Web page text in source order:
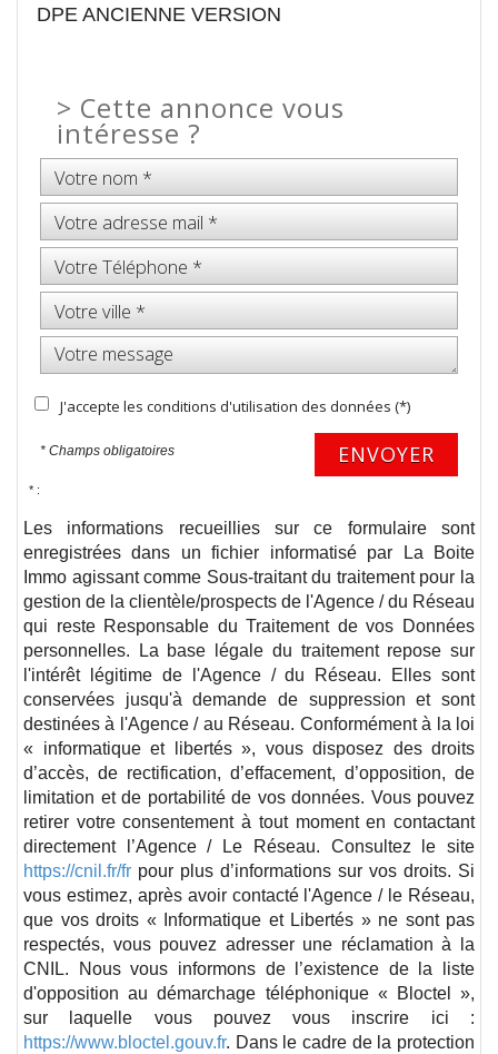
DPE ANCIENNE VERSION
> Cette annonce vous
intéresse ?
J'accepte les conditions d'utilisation des données (*)
* Champs obligatoires ENVOYER
* :
Les informations recueillies sur ce formulaire sont
enregistrées dans un fichier informatisé par La Boite
Immo agissant comme Sous-traitant du traitement pour la
gestion de la clientèle/prospects de l'Agence / du Réseau
qui reste Responsable du Traitement de vos Données
personnelles. La base légale du traitement repose sur
l'intérêt légitime de l'Agence / du Réseau. Elles sont
conservées jusqu'à demande de suppression et sont
destinées à l'Agence / au Réseau. Conformément à la loi
« informatique et libertés », vous disposez des droits
d’accès, de rectification, d’effacement, d’opposition, de
limitation et de portabilité de vos données. Vous pouvez
retirer votre consentement à tout moment en contactant
directement l’Agence / Le Réseau. Consultez le site
https://cnil.fr/fr pour plus d’informations sur vos droits. Si
vous estimez, après avoir contacté l'Agence / le Réseau,
que vos droits « Informatique et Libertés » ne sont pas
respectés, vous pouvez adresser une réclamation à la
CNIL. Nous vous informons de l’existence de la liste
d'opposition au démarchage téléphonique « Bloctel »,
sur laquelle vous pouvez vous inscrire ici :
https://www.bloctel.gouv.fr. Dans le cadre de la protection